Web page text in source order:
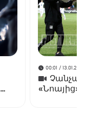
00:01 /
«Նոայից»